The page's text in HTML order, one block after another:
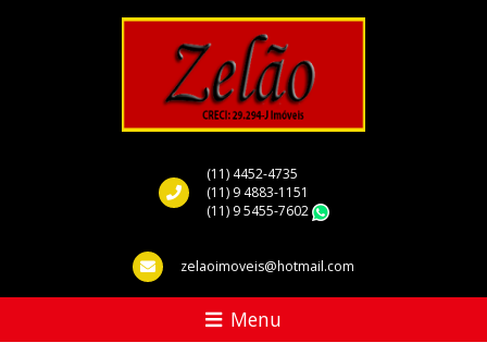
(11) 4452-4735
(11) 9 4883-1151
(11) 9 5455-7602
zelaoimoveis@hotmail.com
Menu